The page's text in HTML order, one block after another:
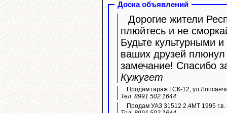
Доска объявлений
Дорогие жители
плюйтесь и не
Будьте культурными
ваших друзей
замечание! Спасибо
Кужугет
Продам гараж ГСК-12,
Тел. 8991 502 1644
Продам УАЗ 31512 2.4МТ 1995 г.в.